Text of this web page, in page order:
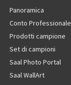
Panoramica
Conto Professionale
Prodotti campione
Set di campioni
Saal Photo Portal
Saal WallArt